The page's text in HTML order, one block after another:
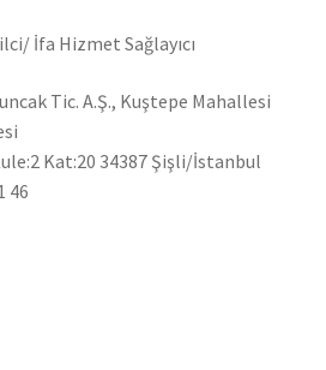
İfa Hizmet Sağlayıcı
Tic. A.Ş., Kuştepe Mahallesi
Kat:20 34387 Şişli/İstanbul
46